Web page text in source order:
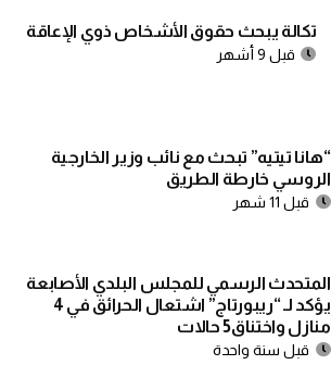
تكالة يبحث حقوق الأشخاص ذوي الإعاقة
قبل 9 أشهر
“هانا تيتيه” تبحث مع نائب وزير الخارجية
الروسي خارطة الطريق
قبل 11 شهر
المتحدث الرسمي للمجلس البلدي الأصابعة
يؤكد لـ “ريبورتاج” اشتعال الحرائق في 4
منازل واختناق5 حالات
قبل سنة واحدة